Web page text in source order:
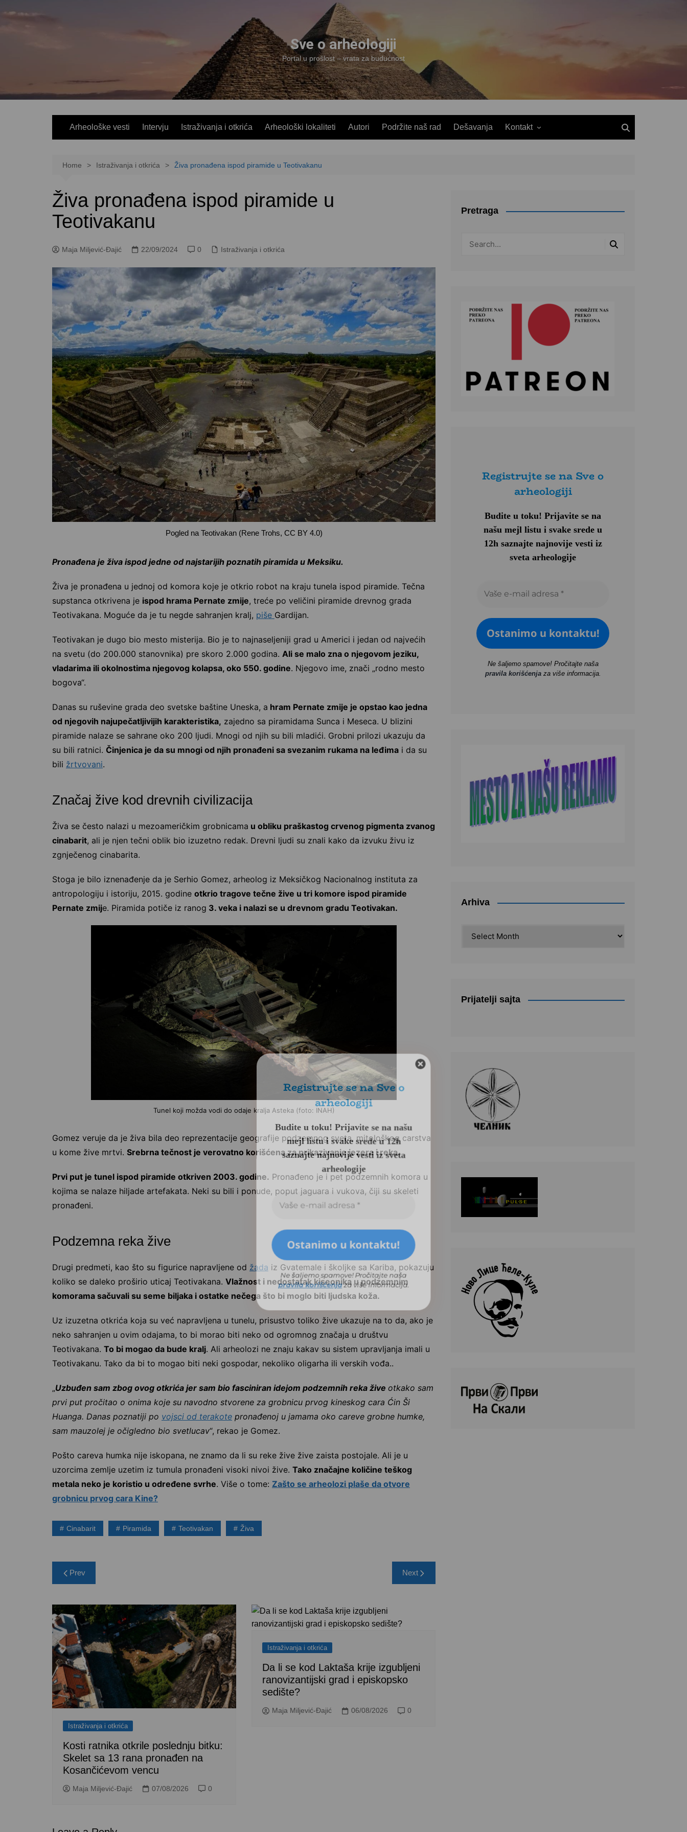
Sve o arheologiji
Portal u prošlost – vrata za budućnost
Arheološke vesti Intervju Istraživanja i otkrića Arheološki lokaliteti Autori Podržite naš rad Dešavanja Kontakt
Home Istraživanja i otkrića Živa pronađena ispod piramide u Teotivakanu
Živa pronađena ispod piramide u
Teotivakanu
Maja Miljević-Đajić 22/09/2024 0 Istraživanja i otkrića
Pogled na Teotivakan (Rene Trohs, CC BY 4.0)
Pronađena je živa ispod jedne od najstarijih poznatih piramida u Meksiku.
Živa je pronađena u jednoj od komora koje je otkrio robot na kraju tunela ispod piramide. Tečna
supstanca otkrivena je ispod hrama Pernate zmije, treće po veličini piramide drevnog grada
Teotivakana. Moguće da je tu negde sahranjen kralj, piše Gardijan.
Teotivakan je dugo bio mesto misterija. Bio je to najnaseljeniji grad u Americi i jedan od najvećih
na svetu (do 200.000 stanovnika) pre skoro 2.000 godina. Ali se malo zna o njegovom jeziku,
vladarima ili okolnostima njegovog kolapsa, oko 550. godine. Njegovo ime, znači „rodno mesto
bogova“.
Danas su ruševine grada deo svetske baštine Uneska, a hram Pernate zmije je opstao kao jedna
od njegovih najupečatljivijih karakteristika, zajedno sa piramidama Sunca i Meseca. U blizini
piramide nalaze se sahrane oko 200 ljudi. Mnogi od njih su bili mladići. Grobni prilozi ukazuju da
su bili ratnici. Činjenica je da su mnogi od njih pronađeni sa svezanim rukama na leđima i da su
bili žrtvovani.
Značaj žive kod drevnih civilizacija
Živa se često nalazi u mezoameričkim grobnicama u obliku praškastog crvenog pigmenta zvanog
cinabarit, ali je njen tečni oblik bio izuzetno redak. Drevni ljudi su znali kako da izvuku živu iz
zgnječenog cinabarita.
Stoga je bilo iznenađenje da je Serhio Gomez, arheolog iz Meksičkog Nacionalnog instituta za
antropologiju i istoriju, 2015. godine otkrio tragove tečne žive u tri komore ispod piramide
Pernate zmije. Piramida potiče iz ranog 3. veka i nalazi se u drevnom gradu Teotivakan.
Tunel koji možda vodi do odaje kralja Asteka (foto: INAH)
Gomez veruje da je živa bila deo reprezentacije geografije podzemnog sveta, mitološkog carstva
u kome žive mrtvi. Srebrna tečnost je verovatno korišćena za prikazivanje jezera i reka.
Prvi put je tunel ispod piramide otkriven 2003. godine. Pronađeno je i pet podzemnih komora u
kojima se nalaze hiljade artefakata. Neki su bili i ponude, poput jaguara i vukova, čiji su skeleti
pronađeni.
Podzemna reka žive
Drugi predmeti, kao što su figurice napravljene od žada iz Gvatemale i školjke sa Kariba, pokazuju
koliko se daleko proširio uticaj Teotivakana. Vlažnost i nedostatak kiseonika u podzemnim
komorama sačuvali su seme biljaka i ostatke nečega što bi moglo biti ljudska koža.
Uz izuzetna otkrića koja su već napravljena u tunelu, prisustvo toliko žive ukazuje na to da, ako je
neko sahranjen u ovim odajama, to bi morao biti neko od ogromnog značaja u društvu
Teotivakana. To bi mogao da bude kralj. Ali arheolozi ne znaju kakav su sistem upravljanja imali u
Teotivakanu. Tako da bi to mogao biti neki gospodar, nekoliko oligarha ili verskih vođa..
„Uzbuđen sam zbog ovog otkrića jer sam bio fasciniran idejom podzemnih reka žive otkako sam
prvi put pročitao o onima koje su navodno stvorene za grobnicu prvog kineskog cara Ćin Ši
Huanga. Danas poznatiji po vojsci od terakote pronađenoj u jamama oko careve grobne humke,
sam mauzolej je očigledno bio svetlucav“, rekao je Gomez.
Pošto careva humka nije iskopana, ne znamo da li su reke žive žive zaista postojale. Ali je u
uzorcima zemlje uzetim iz tumula pronađeni visoki nivoi žive. Tako značajne količine teškog
metala neko je koristio u određene svrhe. Više o tome: Zašto se arheolozi plaše da otvore
grobnicu prvog cara Kine?
Registrujte se na Sve o
arheologiji
Budite u toku!Prijavite se na našu
mejl listu i svake srede u 12h
arheologije
pravila korišćenjaza više informacija.
Cinabarit Piramida Teotivakan Živa
Post
navigation
Prev Next
Istraživanja i otkrića
Kosti ratnika otkrile poslednju bitku:
Skelet sa 13 rana pronađen na
Kosančićevom vencu
Maja Miljević-Đajić 07/08/2026 0
Istraživanja i otkrića
Da li se kod Laktaša krije izgubljeni
ranovizantijski grad i episkopsko
sedište?
Maja Miljević-Đajić 06/08/2026 0
Pretraga
Registrujte se na Sve o
arheologiji
Budite u toku! Prijavite se na
našu mejl listu i svake srede u
12h saznajte najnovije vesti iz
sveta arheologije
Ne šaljemo spamove! Pročitajte naša
pravila korišćenjaza više informacija.
Arhiva
Prijatelji sajta